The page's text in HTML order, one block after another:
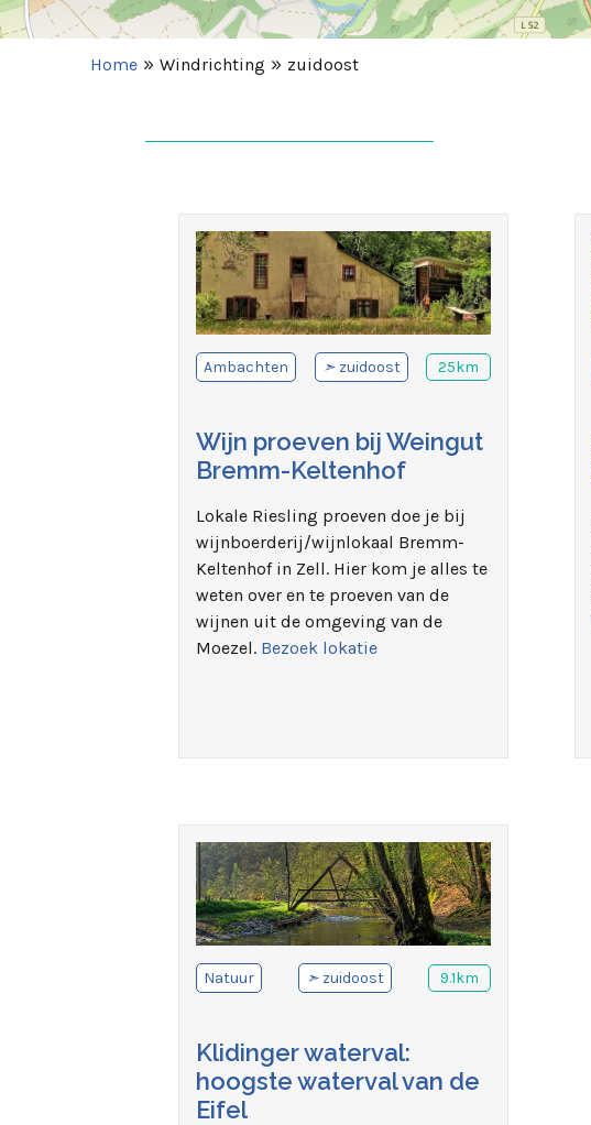
Home » Windrichting » zuidoost
Ambachten ➣ zuidoost 25km
Wijn proeven bij Weingut
Bremm-Keltenhof
Lokale Riesling proeven doe je bij
wijnboerderij/wijnlokaal Bremm-
Keltenhof in Zell. Hier kom je alles te
weten over en te proeven van de
wijnen uit de omgeving van de
Moezel. Bezoek lokatie
Natuur ➣ zuidoost 9.1km
Klidinger waterval:
hoogste waterval van de
Eifel